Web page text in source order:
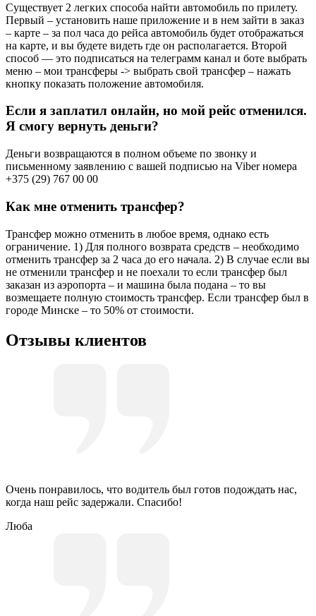
Существует 2 легких способа найти автомобиль по прилету.
Первый – установить наше приложение и в нем зайти в заказ
– карте – за пол часа до рейса автомобиль будет отображаться
на карте, и вы будете видеть где он располагается. Второй
способ — это подписаться на телеграмм канал и боте выбрать
меню – мои трансферы -> выбрать свой трансфер – нажать
кнопку показать положение автомобиля.
Если я заплатил онлайн, но мой рейс отменился.
Я смогу вернуть деньги?
Деньги возвращаются в полном объеме по звонку и
письменному заявлению с вашей подписью на Viber номера
+375 (29) 767 00 00
Как мне отменить трансфер?
Трансфер можно отменить в любое время, однако есть
ограничение. 1) Для полного возврата средств – необходимо
отменить трансфер за 2 часа до его начала. 2) В случае если вы
не отменили трансфер и не поехали то если трансфер был
заказан из аэропорта – и машина была подана – то вы
возмещаете полную стоимость трансфер. Если трансфер был в
городе Минске – то 50% от стоимости.
Отзывы клиентов
Очень понравилось, что водитель был готов подождать нас,
когда наш рейс задержали. Спасибо!
Люба